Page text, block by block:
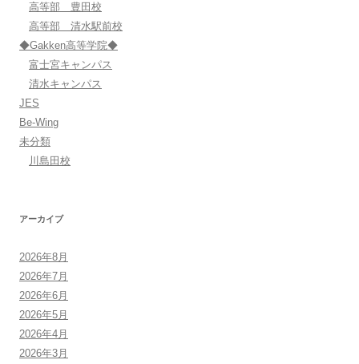
高等部 豊田校
高等部 清水駅前校
◆Gakken高等学院◆
富士宮キャンパス
清水キャンパス
JES
Be-Wing
未分類
川島田校
アーカイブ
2026年8月
2026年7月
2026年6月
2026年5月
2026年4月
2026年3月